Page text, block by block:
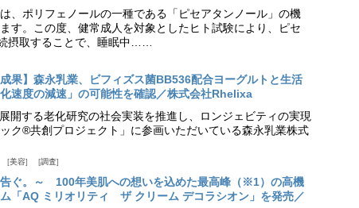
、ポリフェノールの一種である「ピセアタンノール」の機
す。この度、健常成人を対象としたヒト試験により、ピセ
摂取することで、睡眠中……
成果】森永乳業、ビフィズス菌BB536配合ヨーグルトと生活
速度の減速」の可能性を確認／株式会社Rhelixa
開する老化研究の社会実装を推進し、ロンジェビティの実現
ク®共創プロジェクト」に参画いただいている森永乳業株式
美容 調査
告ぐ。～ 100年美肌への想いを込めた最高峰（※1）の高機
「AQ ミリオリティ ザ クリーム デコラシオン」を発売／